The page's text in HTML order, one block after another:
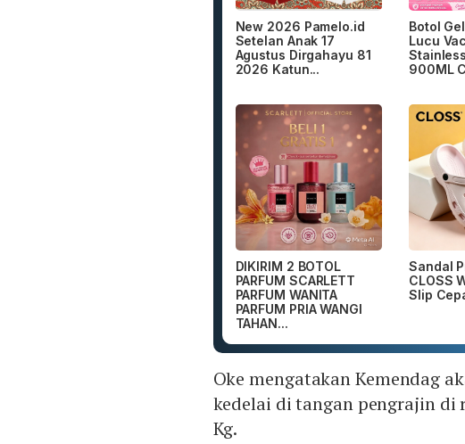
New 2026 Pamelo.id
Setelan Anak 17
Agustus Dirgahayu 81
2026 Katun...
Botol
Lucu
900ML
DIKIRIM 2 BOTOL
PARFUM SCARLETT
PARFUM WANITA
PARFUM PRIA WANGI
TAHAN...
Sandal
CLOSS
Slip
Oke mengatakan Kemendag
kedelai di tangan pengrajin di
Kg.